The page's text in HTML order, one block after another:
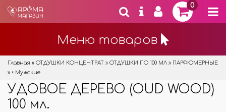
0
Меню товаров
Главная » ОТДУШКИ КОНЦЕНТРАТ » ОТДУШКИ ПО 100 МЛ » ПАРФЮМЕРНЫЕ
» • Мужские
УДОВОЕ ДЕРЕВО (OUD WOOD)
100 мл.